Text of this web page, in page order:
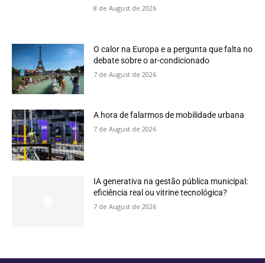
8 de August de 2026
O calor na Europa e a pergunta que falta no
debate sobre o ar-condicionado
7 de August de 2026
A hora de falarmos de mobilidade urbana
7 de August de 2026
IA generativa na gestão pública municipal:
eficiência real ou vitrine tecnológica?
7 de August de 2026